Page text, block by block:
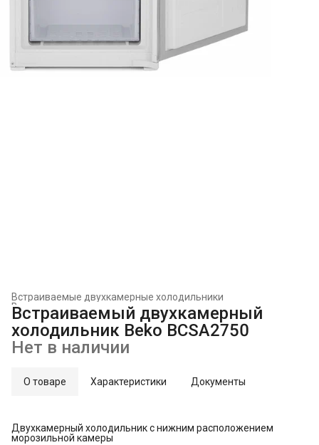
Встраиваемые двухкамерные холодильники
Встраиваемые холодильники и морозильники
›
Встраиваемая техника
›
Главная ›
Встраиваемый двухкамерный
холодильник Beko BCSA2750
Нет в наличии
О товаре Характеристики Документы
Двухкамерный холодильник с нижним расположением
морозильной камеры